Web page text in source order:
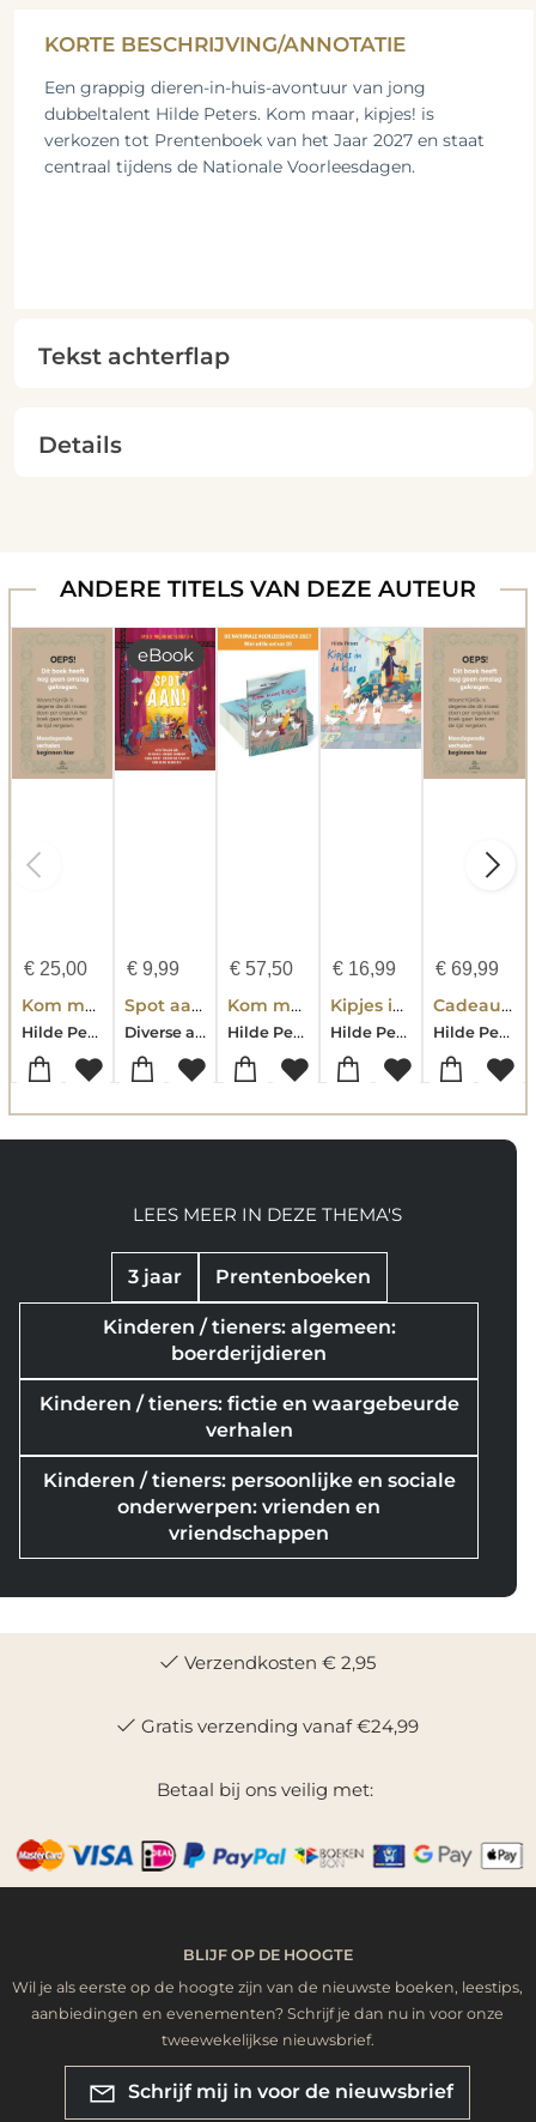
KORTE BESCHRIJVING/ANNOTATIE
Een grappig dieren-in-huis-avontuur van jong
dubbeltalent Hilde Peters. Kom maar, kipjes! is
verkozen tot Prentenboek van het Jaar 2027 en staat
centraal tijdens de Nationale Voorleesdagen.
Tekst achterflap
Details
ANDERE TITELS VAN DEZE AUTEUR
€25,00
Kom maar Kipjes CANVAS tasjes Set 10 ex
Hilde Peters
€9,99
eBook
Spot aan! - Op het podium met groep 3-4
Diverse auteurs
€ 57,50
Kom maar, kipjes! Mini-editie set van 10 ex. De Nationale Voorleesdagen 2027
Hilde Peters
€ 16,99
Kipjes in de klas
Hilde Peters
€ 69,99
Cadeaupapier Kom maar Kipjes!
Hilde Peters
3 jaar Prentenboeken
Kinderen / tieners: algemeen:
boerderijdieren
Kinderen / tieners: fictie en waargebeurde
verhalen
Kinderen / tieners: persoonlijke en sociale
onderwerpen: vrienden en
vriendschappen
LEES MEER IN DEZE THEMA'S
Verzendkosten € 2,95
Gratis verzending vanaf €24,99
Betaal bij ons veilig met:
BLIJF OP DE HOOGTE
Wil je als eerste op de hoogte zijn van de nieuwste boeken, leestips,
aanbiedingen en evenementen? Schrijf je dan nu in voor onze
tweewekelijkse nieuwsbrief.
Schrijf mij in voor de nieuwsbrief